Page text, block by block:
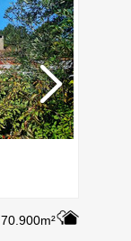
70.900m²